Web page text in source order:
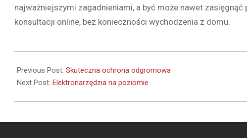
najważniejszymi zagadnieniami, a być może nawet
konsultacji online, bez konieczności wychodzenia z domu.
11-
19
Previous Post: Skuteczna ochrona odgromowa
Next Post: Elektronarzędzia na poziomie